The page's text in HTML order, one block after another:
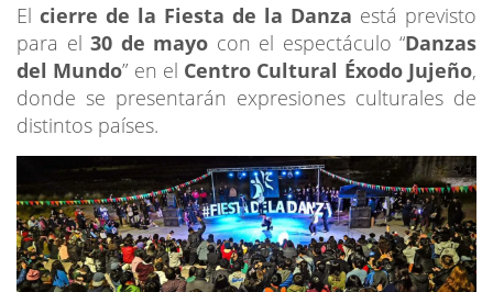
El cierre de la Fiesta de la Danza está previsto
para el 30 de mayo con el espectáculo “Danzas
del Mundo” en el Centro Cultural Éxodo Jujeño,
donde se presentarán expresiones culturales de
distintos países.